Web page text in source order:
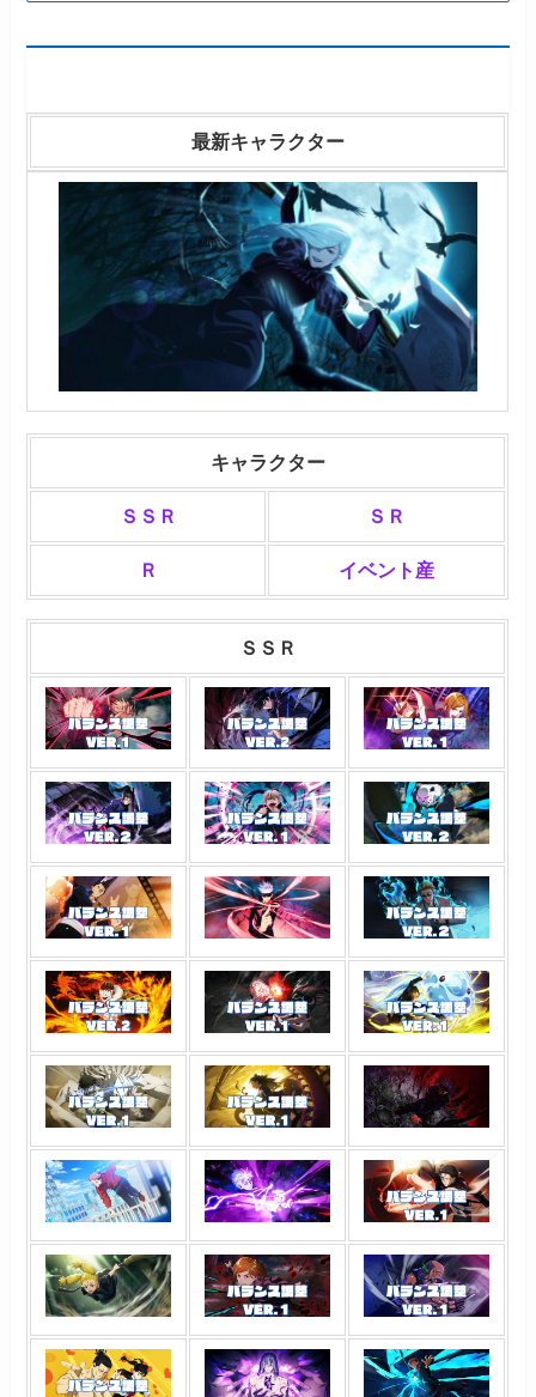
最新キャラクター
キャラクター
ＳＳＲ ＳＲ
Ｒ イベント産
ＳＳＲ